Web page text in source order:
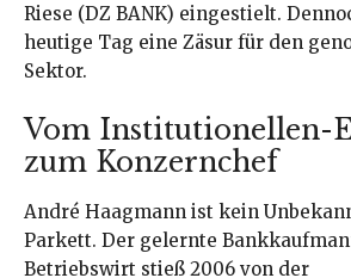
Riese (DZ BANK) eingestielt.
heutige Tag eine Zäsur für den
Sektor.
Vom Institutionellen-
zum Konzernchef
André Haagmann ist kein
Parkett. Der gelernte
Betriebswirt stieß 2006 von der